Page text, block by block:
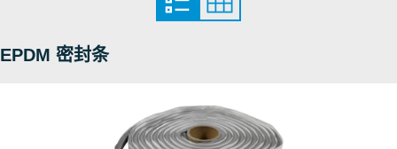
S1605232 SEALING STRIP- TSL 15x6 GHM/ SFHM 120
EPDM 密封条